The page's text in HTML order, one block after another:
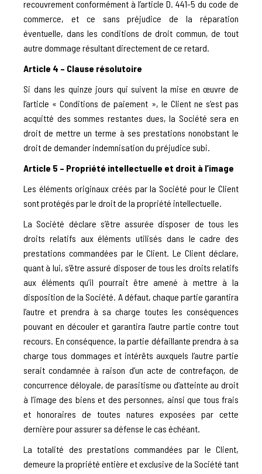
recouvrement conformément à l’article D. 441-5 du code de
commerce, et ce sans préjudice de la réparation
éventuelle, dans les conditions de droit commun, de tout
autre dommage résultant directement de ce retard.
Article 4 – Clause résolutoire
Si dans les quinze jours qui suivent la mise en œuvre de
l’article « Conditions de paiement », le Client ne s’est pas
acquitté des sommes restantes dues, la Société sera en
droit de mettre un terme à ses prestations nonobstant le
droit de demander indemnisation du préjudice subi.
Article 5 – Propriété intellectuelle et droit à l’image
Les éléments originaux créés par la Société pour le Client
sont protégés par le droit de la propriété intellectuelle.
La Société déclare s’être assurée disposer de tous les
droits relatifs aux éléments utilisés dans le cadre des
prestations commandées par le Client. Le Client déclare,
quant à lui, s’être assuré disposer de tous les droits relatifs
aux éléments qu’il pourrait être amené à mettre à la
disposition de la Société. A défaut, chaque partie garantira
l’autre et prendra à sa charge toutes les conséquences
pouvant en découler et garantira l’autre partie contre tout
recours. En conséquence, la partie défaillante prendra à sa
charge tous dommages et intérêts auxquels l’autre partie
serait condamnée à raison d’un acte de contrefaçon, de
concurrence déloyale, de parasitisme ou d’atteinte au droit
à l’image des biens et des personnes, ainsi que tous frais
et honoraires de toutes natures exposées par cette
dernière pour assurer sa défense le cas échéant.
La totalité des prestations commandées par le Client,
demeure la propriété entière et exclusive de la Société tant